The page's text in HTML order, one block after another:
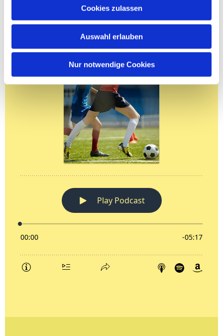
Cookies zulassen
Auswahl erlauben
Nur notwendige Cookies